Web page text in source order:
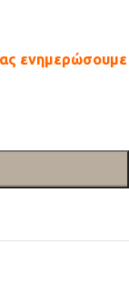
ενημερώσουμε